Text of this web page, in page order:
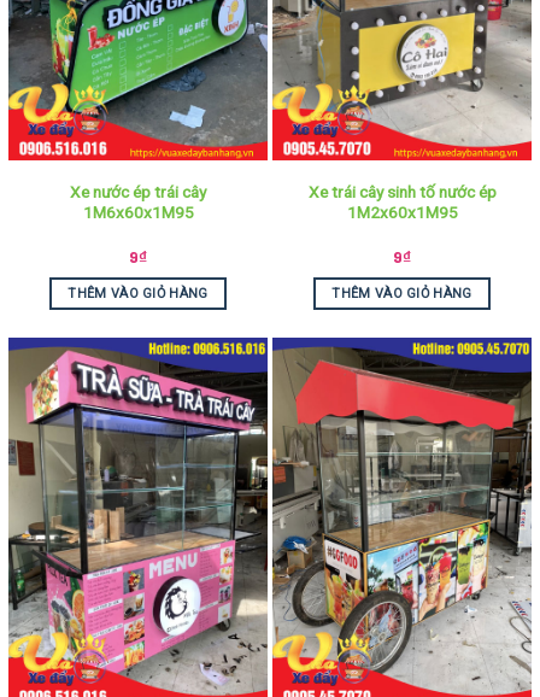
Xe nước ép trái cây
1M6x60x1M95
9₫
THÊM VÀO GIỎ HÀNG
Xe trái cây sinh tố nước ép
1M2x60x1M95
9₫
THÊM VÀO GIỎ HÀNG